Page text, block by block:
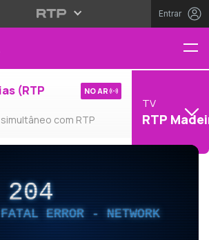
Entrar
(RTP
com RTP
NO AR
TV
RTP
204
ERROR - NETWORK